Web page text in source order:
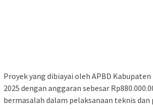
Proyek yang dibiayai oleh APBD
2025 dengan anggaran sebesar
bermasalah dalam pelaksanaan teknis dan